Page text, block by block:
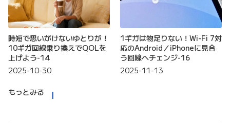
時短で思いがけないゆとりが！
10ギガ回線乗り換えでQOLを
上げよう-14
2025-10-30
1ギガは物足りない！Wi-Fi 7対
応のAndroid／iPhoneに見合
う回線へチェンジ-16
2025-11-13
もっとみる